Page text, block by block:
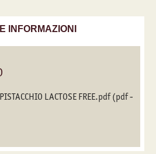
INFORMAZIONI
LACTOSE FREE.pdf(pdf -